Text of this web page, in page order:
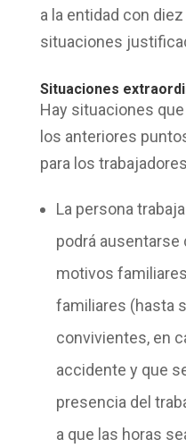
a la entidad con
situaciones
Situaciones
Hay situaciones
los anteriores
para los
La persona
podrá ausentarse
motivos
familiares (hasta
convivientes, en
accidente y que
presencia del
a que las horas